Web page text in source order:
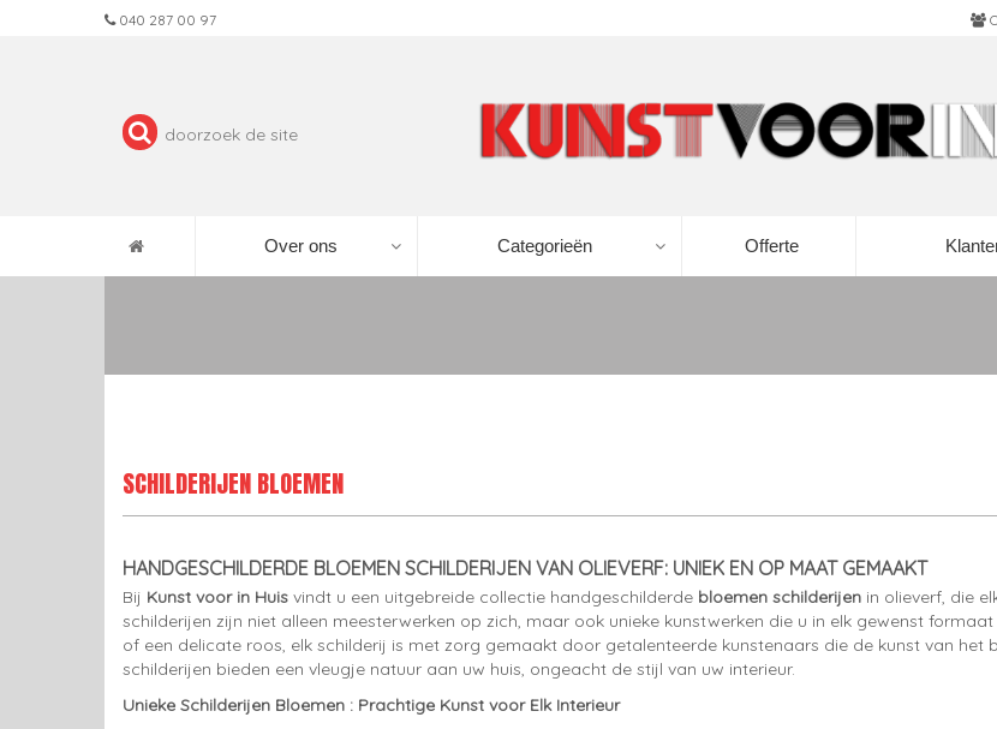
040 287 00 97
Over ons Categorieën Offerte
SCHILDERIJEN BLOEMEN
HANDGESCHILDERDE BLOEMEN SCHILDERIJEN VAN OLIEVERF: UNIEK EN OP MAAT GEMAAKT
Bij Kunst voor in Huis vindt u een uitgebreide collectie handgeschilderde bloemen schilderijen in olieverf, die
schilderijen zijn niet alleen meesterwerken op zich, maar ook unieke kunstwerken die u in elk gewenst
of een delicate roos, elk schilderij is met zorg gemaakt door getalenteerde kunstenaars die de kunst van het
schilderijen bieden een vleugje natuur aan uw huis, ongeacht de stijl van uw interieur.
Unieke Schilderijen Bloemen : Prachtige Kunst voor Elk Interieur